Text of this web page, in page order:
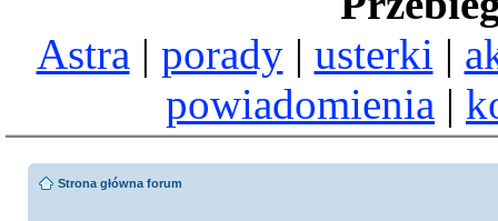
Astra | porady| usterki |
powiadomienia |
Strona główna forum